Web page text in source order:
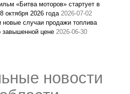
«Битва моторов» стартует в
октября 2026 года 2026-07-02
новые случаи продажи топлива
завышенной цене 2026-06-30
новости